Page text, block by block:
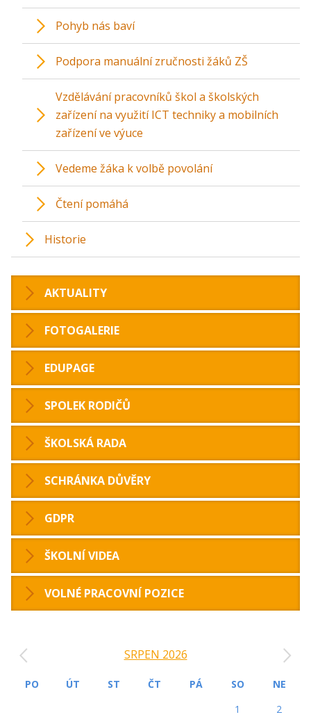
Pohyb nás baví
Podpora manuální zručnosti žáků ZŠ
Vzdělávání pracovníků škol a školských
zařízení na využití ICT techniky a mobilních
zařízení ve výuce
Vedeme žáka k volbě povolání
Čtení pomáhá
Historie
AKTUALITY
FOTOGALERIE
EDUPAGE
SPOLEK RODIČŮ
ŠKOLSKÁ RADA
SCHRÁNKA DŮVĚRY
GDPR
ŠKOLNÍ VIDEA
VOLNÉ PRACOVNÍ POZICE
SRPEN 2026
PO ÚT ST ČT PÁ SO
NE
1
2